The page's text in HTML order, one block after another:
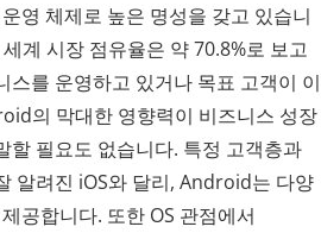
영 체제로 높은 명성을 갖고 있습니
계 시장 점유율은 약 70.8%로 보고
스를 운영하고 있거나 목표 고객이 이
의 막대한 영향력이 비즈니스 성장
할 필요도 없습니다. 특정 고객층과
알려진 iOS와 달리, Android는 다양
공합니다. 또한 OS 관점에서